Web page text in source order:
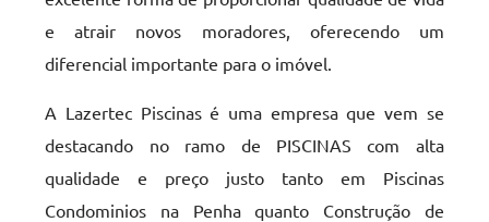
e atrair novos moradores, oferecendo um
diferencial importante para o imóvel.
A Lazertec Piscinas é uma empresa que vem se
destacando no ramo de PISCINAS com alta
qualidade e preço justo tanto em Piscinas
Condominios na Penha quanto Construção de